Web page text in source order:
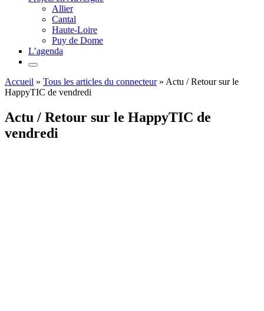
Allier
Cantal
Haute-Loire
Puy de Dome
L’agenda
Accueil » Tous les articles du connecteur» Actu / Retour sur le
HappyTIC de vendredi
Actu / Retour sur le HappyTIC de
vendredi